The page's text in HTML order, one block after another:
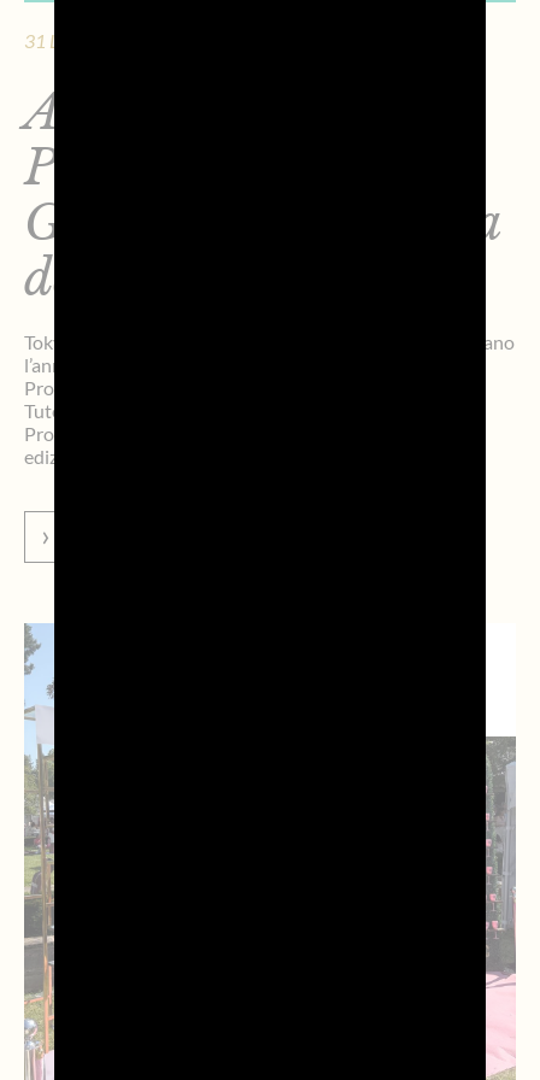
31 LUGLIO 2026 - 8 MIN. DI LETTURA
Al via il “Mese del
Prosecco 2026”: il
Giappone brinda alla
decima edizione
Tokyo, 30 luglio 2026 – 274 locali in tutto il Paese celebrano
l’anniversario dell’iniziativa, promuovendo 25 brand di
Prosecco DOC per tutto il mese di agosto. Il Consorzio
Tutela Prosecco DOC annuncia il ritorno del “Mese del
Prosecco 2026”, che celebra quest’anno la sua decima
edizione. Dal 1° al 31 agosto, circa 274 ristoranti, […]